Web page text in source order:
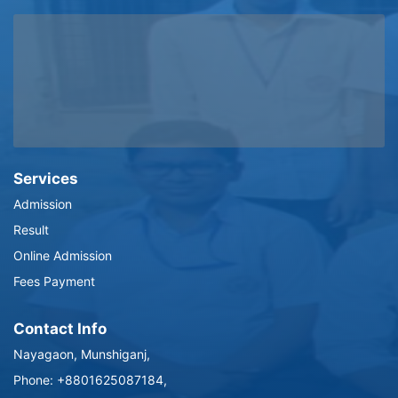
Services
Admission
Result
Online Admission
Fees Payment
Contact Info
Nayagaon, Munshiganj,
Phone: +8801625087184,